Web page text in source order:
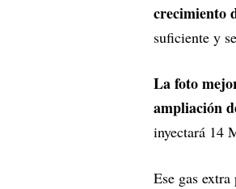
crecimiento
suficiente y
La foto
ampliación
inyectará 14
Ese gas